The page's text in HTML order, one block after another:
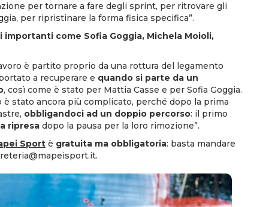
per tornare a fare degli sprint, per ritrovare gli
per ripristinare la forma fisica specifica”.
come Sofia Goggia, Michela Moioli,
è partito proprio da una rottura del legamento
a recuperare e quando si parte da un
, così come è stato per Mattia Casse e per Sofia Goggia.
stato ancora più complicato, perché dopo la prima
obbligandoci ad un doppio percorso: il primo
ripresa dopo la pausa per la loro rimozione”.
Sport è gratuita ma obbligatoria: basta mandare
.